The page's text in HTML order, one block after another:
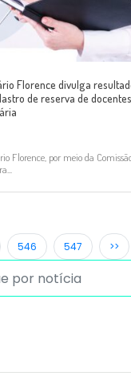
Florence divulga
de reserva de
Florence, por meio da
546 547 >>